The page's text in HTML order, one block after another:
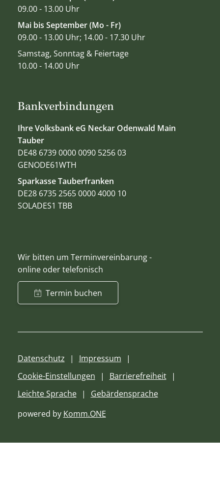
Bankverbindungen
Ihre Volksbank eG Neckar Odenwald Main
Tauber
DE48 6739 0000 0090 5256 03
GENODE61WTH
Sparkasse Tauberfranken
DE28 6735 2565 0000 4000 10
SOLADES1 TBB
Wir bitten um Terminvereinbarung -
online oder telefonisch
Termin buchen
09.00 - 13.00 Uhr
Mai bis September (Mo - Fr)
09.00 - 13.00 Uhr; 14.00 - 17.30 Uhr
Samstag, Sonntag & Feiertage
10.00 - 14.00 Uhr
Datenschutz
Impressum
Cookie-Einstellungen
Barrierefreiheit
Leichte Sprache
Gebärdensprache
powered by Komm.ONE